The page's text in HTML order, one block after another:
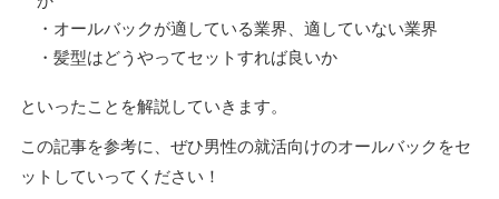
・オールバックが適している業界、適していない業界
・髪型はどうやってセットすれば良いか
といったことを解説していきます。
この記事を参考に、ぜひ男性の就活向けのオールバックをセ
ットしていってください！